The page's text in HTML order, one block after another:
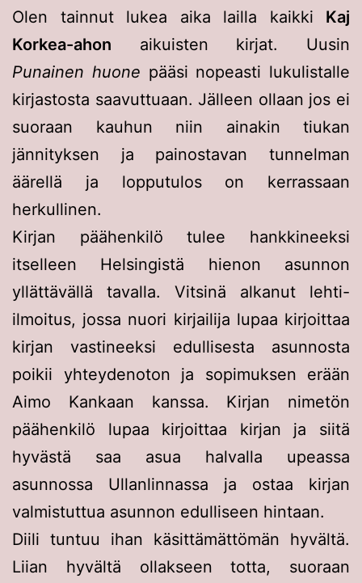
Olen tainnut lukea aika lailla kaikki Kaj
Korkea-ahon aikuisten kirjat. Uusin
Punainen huone pääsi nopeasti lukulistalle
kirjastosta saavuttuaan. Jälleen ollaan jos ei
suoraan kauhun niin ainakin tiukan
jännityksen ja painostavan tunnelman
äärellä ja lopputulos on kerrassaan
herkullinen.
Kirjan päähenkilö tulee hankkineeksi
itselleen Helsingistä hienon asunnon
yllättävällä tavalla. Vitsinä alkanut lehti-
ilmoitus, jossa nuori kirjailija lupaa kirjoittaa
kirjan vastineeksi edullisesta asunnosta
poikii yhteydenoton ja sopimuksen erään
Aimo Kankaan kanssa. Kirjan nimetön
päähenkilö lupaa kirjoittaa kirjan ja siitä
hyvästä saa asua halvalla upeassa
asunnossa Ullanlinnassa ja ostaa kirjan
valmistuttua asunnon edulliseen hintaan.
Diili tuntuu ihan käsittämättömän hyvältä.
Liian hyvältä ollakseen totta, suoraan